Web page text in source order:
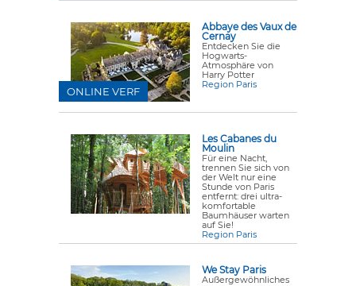
Abbaye des Vaux de
Cernay
Entdecken Sie die
Hogwarts-
Atmosphäre von
Harry Potter
Region Paris
ONLINE VERF
Les Cabanes du
Moulin
Für eine Nacht,
trennen Sie sich von
der Welt nur eine
Stunde von Paris
entfernt: drei ultra-
komfortable
Baumhäuser warten
auf Sie!
Region Paris
We Stay Paris
Außergewöhnliches